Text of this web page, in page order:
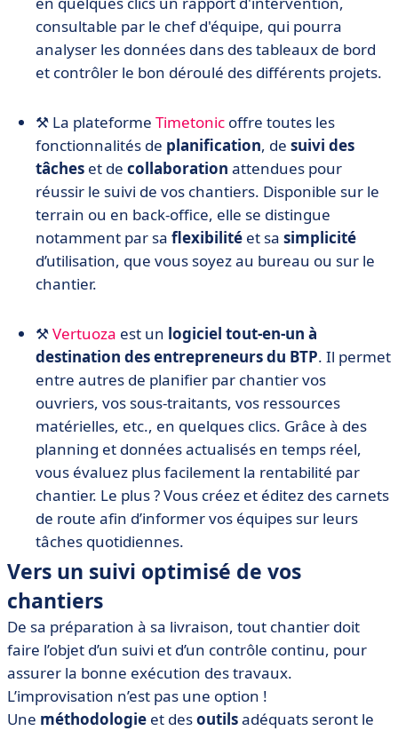
consultable par le chef d'équipe, qui pourra
analyser les données dans des tableaux de bord
et contrôler le bon déroulé des différents projets.
⚒️ La plateforme Timetonic offre toutes les
fonctionnalités de planification, de suivi des
tâches et de collaboration attendues pour
réussir le suivi de vos chantiers. Disponible sur le
terrain ou en back-office, elle se distingue
notamment par sa flexibilité et sa simplicité
d’utilisation, que vous soyez au bureau ou sur le
chantier.
⚒️Vertuoza est un logiciel tout-en-un à
destination des entrepreneurs du BTP. Il permet
entre autres de planifier par chantier vos
ouvriers, vos sous-traitants, vos ressources
matérielles, etc., en quelques clics. Grâce à des
planning et données actualisés en temps réel,
vous évaluez plus facilement la rentabilité par
chantier. Le plus ? Vous créez et éditez des carnets
de route afin d’informer vos équipes sur leurs
tâches quotidiennes.
Vers un suivi optimisé de vos
chantiers
De sa préparation à sa livraison, tout chantier doit
faire l’objet d’un suivi et d’un contrôle continu, pour
assurer la bonne exécution des travaux.
L’improvisation n’est pas une option !
Une méthodologie et desoutilsadéquats seront le